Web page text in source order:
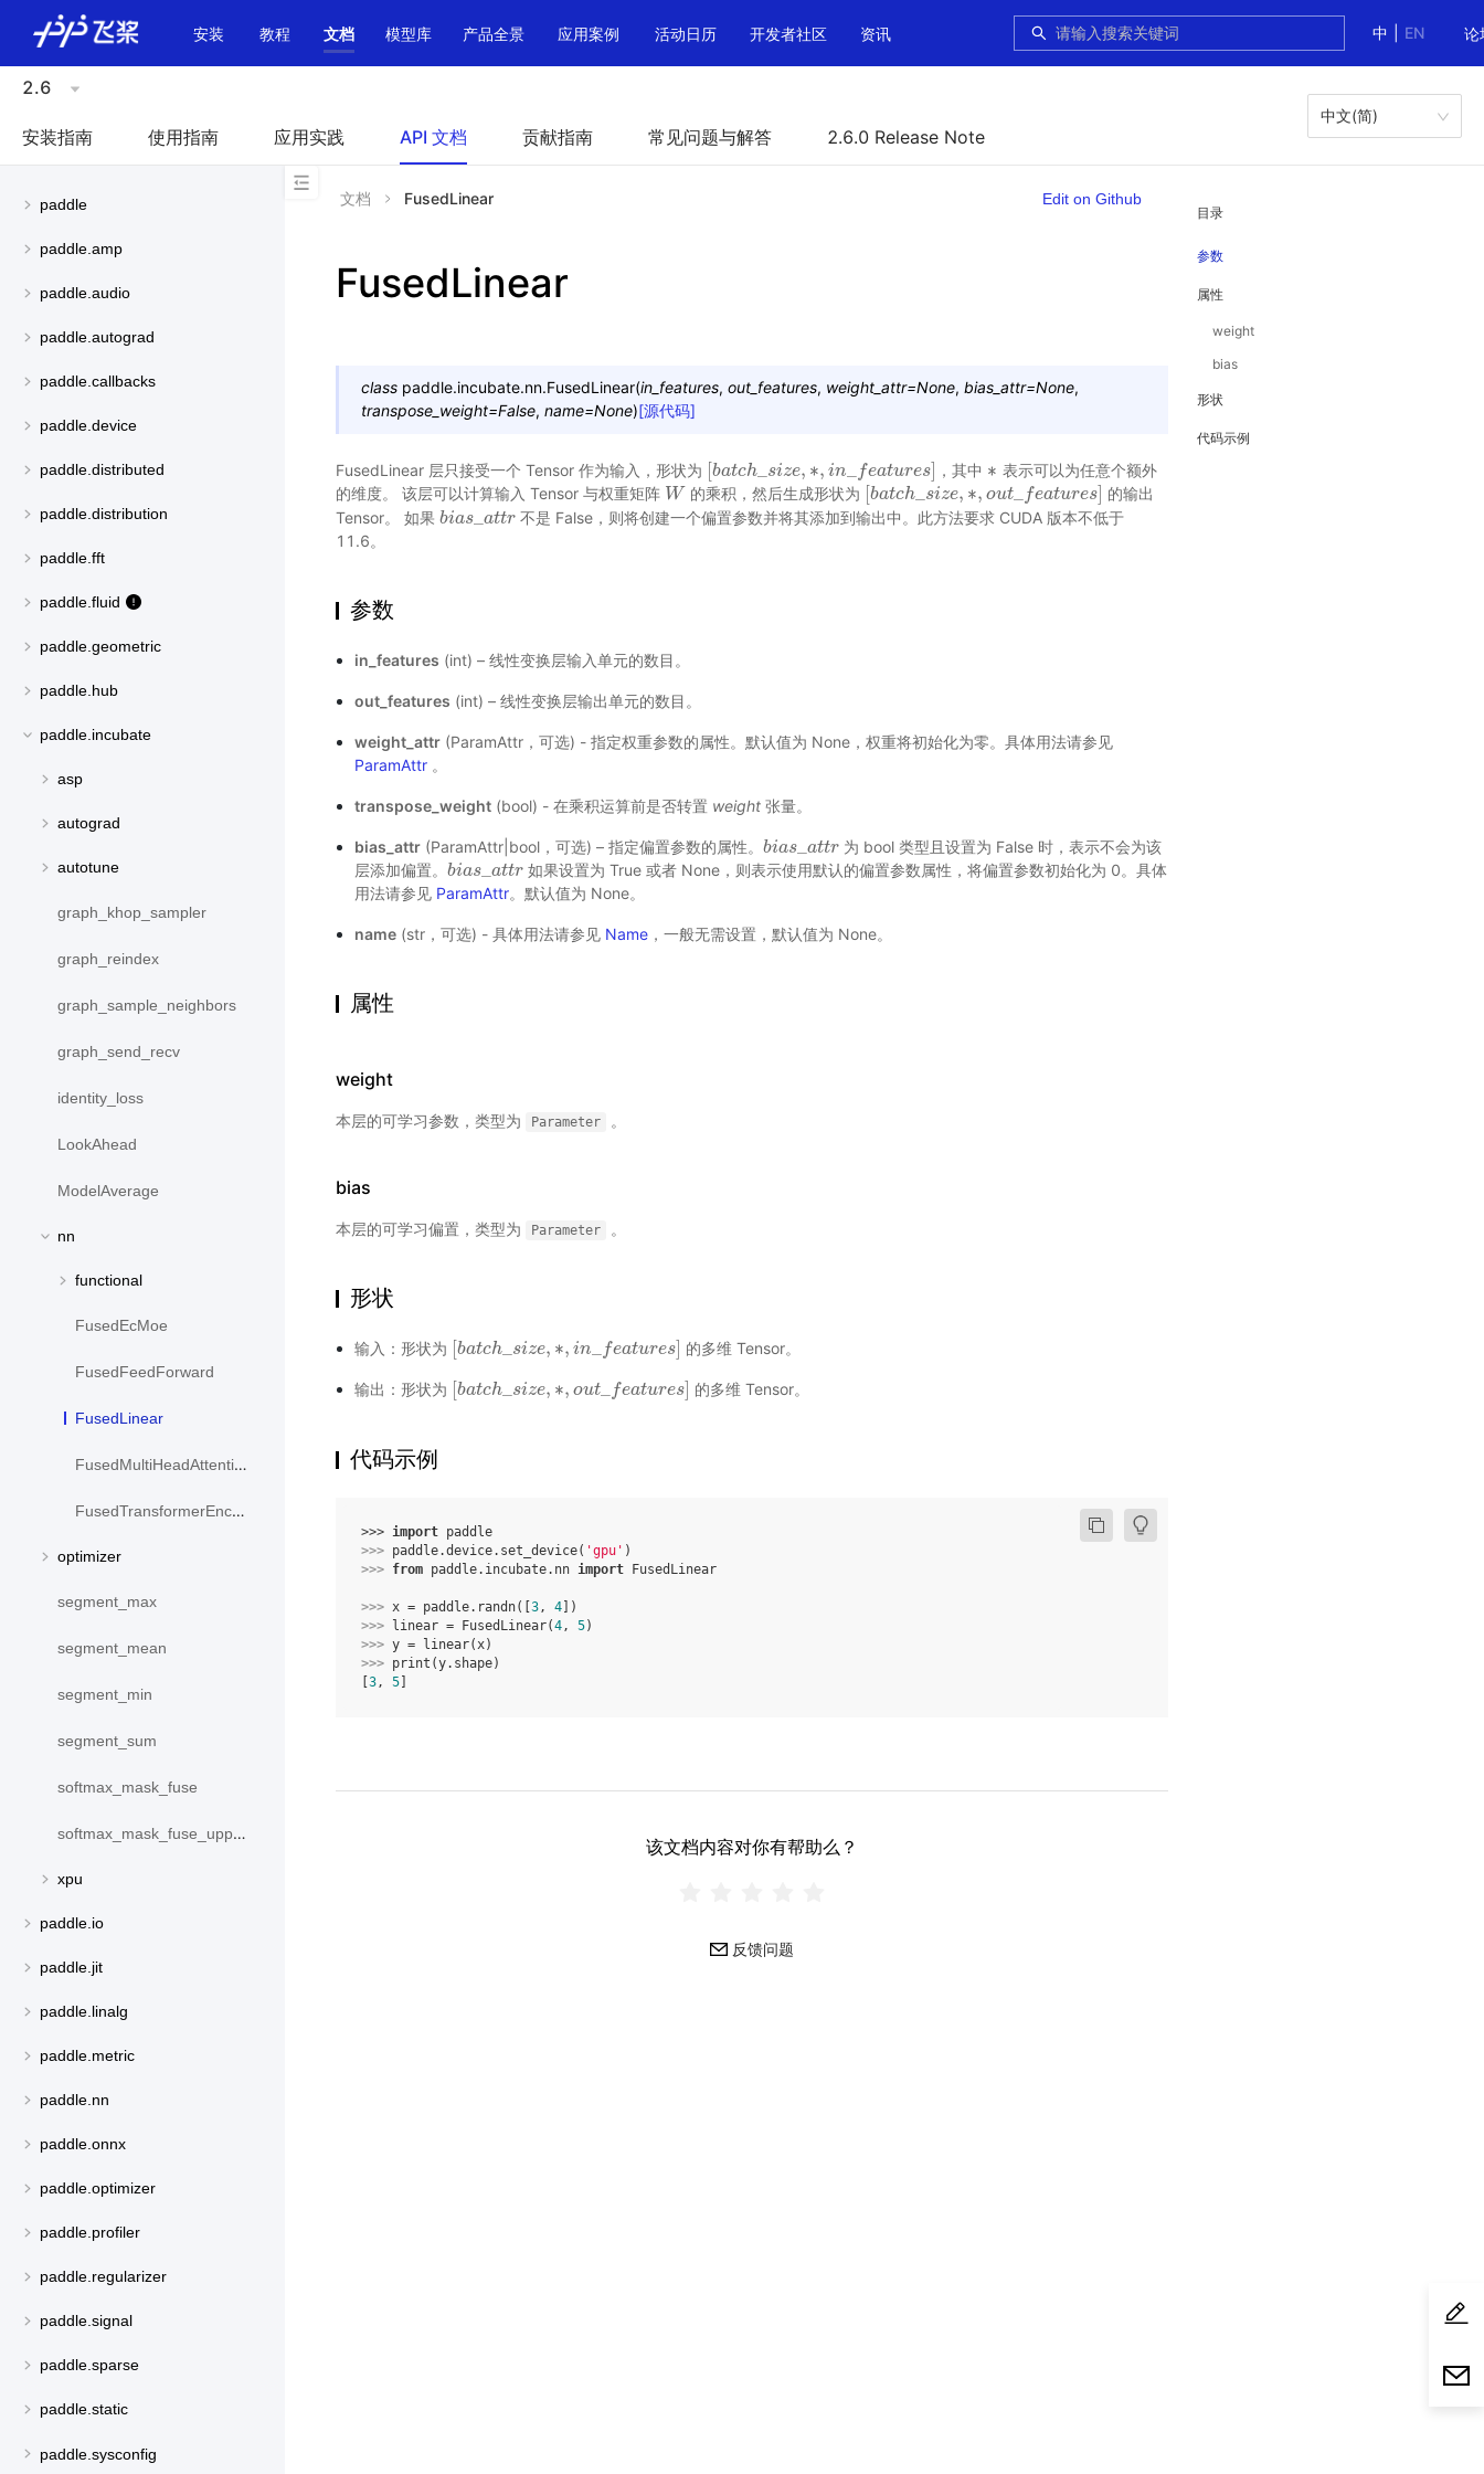
中
EN 论
安装 教程 文档 模型库 产品全景 应用案例 活动日历 开发者社区 资讯
2.6
安装指南 使用指南 应用实践 API 文档 贡献指南 常见问题与解答 2.6.0 Release Note
中文(简)
paddle
paddle.amp
paddle.audio
paddle.autograd
paddle.callbacks
paddle.device
paddle.distributed
paddle.distribution
paddle.fft
paddle.fluid
paddle.geometric
paddle.hub
paddle.incubate
asp
autograd
autotune
graph_khop_sampler
graph_reindex
graph_sample_neighbors
graph_send_recv
identity_loss
LookAhead
ModelAverage
nn
functional
FusedEcMoe
FusedFeedForward
FusedLinear
FusedMultiHeadAttention
FusedTransformerEncoderLayer
optimizer
segment_max
segment_mean
segment_min
segment_sum
softmax_mask_fuse
softmax_mask_fuse_upper_triangle
xpu
paddle.io
paddle.jit
paddle.linalg
paddle.metric
paddle.nn
paddle.onnx
paddle.optimizer
paddle.profiler
paddle.regularizer
paddle.signal
paddle.sparse
paddle.static
paddle.sysconfig
目录
参数
属性
weight
bias
形状
代码示例
文档 FusedLinear Edit on Github
FusedLinear
class paddle.incubate.nn.FusedLinear(in_features, out_features, weight_attr=None, bias_attr=None,
transpose_weight=False, name=None)[源代码]
FusedLinear 层只接受一个 Tensor 作为输入，形状为 [batch size, ∗, in features]
batch_ ize,∗ ,in _fea ures] ，其中 ∗
∗ 表示可以为任意个额外
的维度。 该层可以计算输入 Tensor 与权重矩阵 W
W 的乘积，然后生成形状为 [batch_size, ∗, out_features]
[batch_ size,∗ ,out_fe tures]
的输出
Tensor。 如果 bias attr
bias_ attr
不是 False，则将创建一个偏置参数并将其添加到输出中。此方法要求 CUDA 版本不低于
11.6。
参数
in_features (int) – 线性变换层输入单元的数目。
out_features (int) – 线性变换层输出单元的数目。
weight_attr(ParamAttr，可选) - 指定权重参数的属性。默认值为 None，权重将初始化为零。具体用法请参见
ParamAttr。
transpose_weight(bool) - 在乘积运算前是否转置 weight张量。
bias_attr(ParamAttr|bool，可选) – 指定偏置参数的属性。 bias_ attr
bias_ attr
为 bool 类型且设置为 False 时，表示不会为该
层添加偏置。 bias_ attr
bias_ attr
如果设置为 True 或者 None，则表示使用默认的偏置参数属性，将偏置参数初始化为 0。具体
用法请参见 ParamAttr。默认值为 None。
name(str，可选) - 具体用法请参见 Name，一般无需设置，默认值为 None。
属性
weight
本层的可学习参数，类型为 Parameter 。
bias
本层的可学习偏置，类型为 Parameter 。
形状
输入：形状为 [batch_ size, ∗, in features]
batch_ ize,∗ ,in_fea ures] 的多维 Tensor。
输出：形状为 [batch_size, ∗, out_features]
batch_size,∗ ,out_features] 的多维 Tensor。
代码示例
>>> import paddle
>>> paddle.device. set_device( 'gpu' )
>>> from paddle.incubate.nn import FusedLinear
>>> x = paddle. randn([3, 4])
>>> linear = FusedLinear(4, 5)
>>> y = linear(x)
>>> print (y. shape)
[3, 5]
该文档内容对你有帮助么？
反馈问题